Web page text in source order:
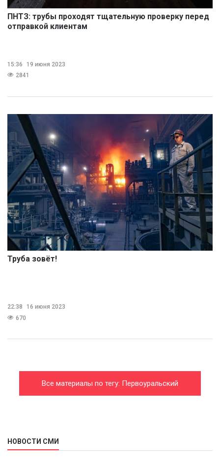
ПНТЗ: трубы проходят тщательную проверку перед
отправкой клиентам
15:36
19 июня 2023
2841
Труба зовёт!
22:38
16 июня 2023
670
Все материалы по тегу: Первоуральский
НОВОСТИ СМИ